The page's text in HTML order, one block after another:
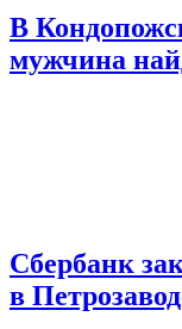
В
мужчина
Сбербанк
в